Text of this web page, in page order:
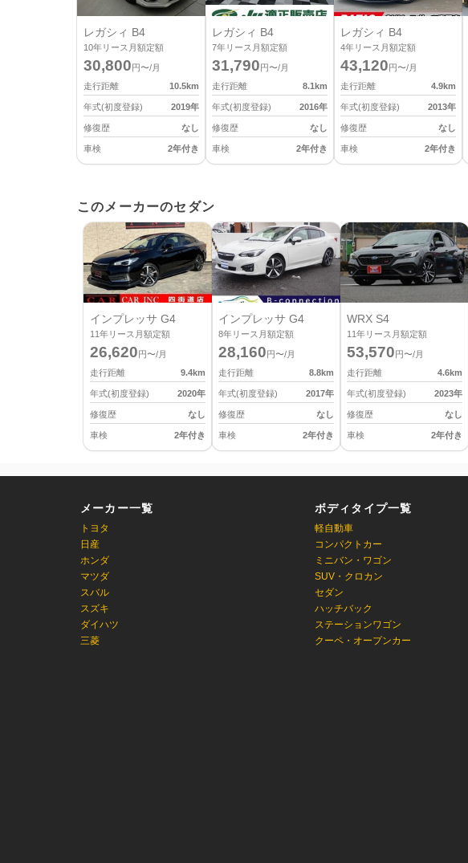
レガシィ B4
10年リース月額定額
30,800 円〜/月
走行距離
10.5km
年式(初度登録) 2019年
修復歴 なし
車検 2年付き
レガシィ B4
7年リース月額定額
31,790 円〜/月
走行距離
8.1km
年式(初度登録) 2016年
修復歴 なし
車検 2年付き
レガシィ B4
4年リース月額定額
43,120 円〜/月
走行距離
4.9km
年式(初度登録) 2013年
修復歴 なし
車検 2年付き
このメーカーのセダン
インプレッサ G4
11年リース月額定額
26,620 円〜/月
走行距離
9.4km
年式(初度登録) 2020年
修復歴 なし
車検 2年付き
インプレッサ G4
8年リース月額定額
28,160 円〜/月
走行距離
8.8km
年式(初度登録) 2017年
修復歴 なし
車検 2年付き
WRX S4
11年リース月額定額
53,570 円〜/月
走行距離
4.6km
年式(初度登録) 2023年
修復歴 なし
車検 2年付き
メーカー一覧
トヨタ
日産
ホンダ
マツダ
スバル
スズキ
ダイハツ
三菱
ボディタイプ一覧
軽自動車
コンパクトカー
ミニバン・ワゴン
SUV・クロカン
セダン
ハッチバック
ステーションワゴン
クーペ・オープンカー